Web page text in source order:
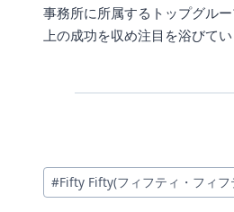
事務所に所属するトップグル
上の成功を収め注目を浴びてい
投
稿
#Fifty Fifty(フィフティ・フィフ